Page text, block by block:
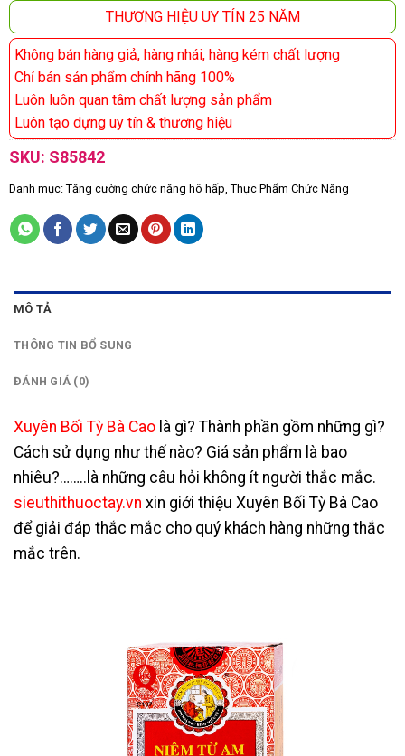
THƯƠNG HIỆU UY TÍN 25 NĂM
Không bán hàng giả, hàng nhái, hàng kém chất lượng
Chỉ bán sản phẩm chính hãng 100%
Luôn luôn quan tâm chất lượng sản phẩm
Luôn tạo dựng uy tín & thương hiệu
SKU: S85842
Danh mục: Tăng cường chức năng hô hấp, Thực Phẩm Chức Năng
MÔ TẢ
THÔNG TIN BỔ SUNG
ĐÁNH GIÁ (0)
Xuyên Bối Tỳ Bà Cao là gì? Thành phần gồm những gì?
Cách sử dụng như thế nào? Giá sản phẩm là bao
nhiêu?……..là những câu hỏi không ít người thắc mắc.
sieuthithuoctay.vn xin giới thiệu Xuyên Bối Tỳ Bà Cao
để giải đáp thắc mắc cho quý khách hàng những thắc
mắc trên.